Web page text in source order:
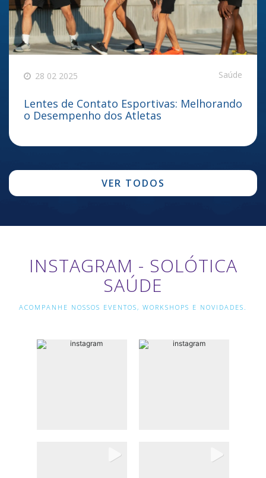
28 02 2025 Saúde
Lentes de Contato Esportivas: Melhorando
o Desempenho dos Atletas
VER TODOS
INSTAGRAM - SOLÓTICA
SAÚDE
ACOMPANHE NOSSOS EVENTOS, WORKSHOPS E NOVIDADES.